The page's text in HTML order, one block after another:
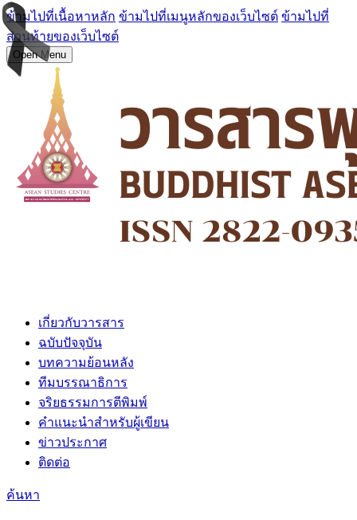
ข้ามไปที่เนื้อหาหลัก ข้ามไปที่เมนูหลักของเว็บไซต์ ข้ามไปที่
ส่วนท้ายของเว็บไซต์
Open Menu
เกี่ยวกับวารสาร
ฉบับปัจจุบัน
บทความย้อนหลัง
ทีมบรรณาธิการ
จริยธรรมการตีพิมพ์
คำแนะนำสำหรับผู้เขียน
ข่าวประกาศ
ติดต่อ
ค้นหา